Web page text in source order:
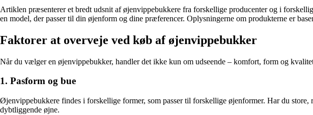
Artiklen præsenterer et bredt udsnit af øjenvippebukkere fra forskellige producenter og i
en model, der passer til din øjenform og dine præferencer. Oplysningerne om produkterne er
Faktorer at overveje ved køb af øjenvippebukker
Når du vælger en øjenvippebukker, handler det ikke kun om udseende – komfort, form og
1. Pasform og bue
Øjenvippebukkere findes i forskellige former, som passer til forskellige øjenformer. Har du
dybtliggende øjne.